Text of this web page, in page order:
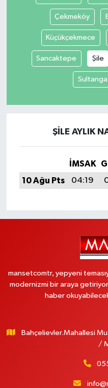
Çekmeköy
Küçükçekmece
Sancaktepe Şile
ŞILE AYLIK
İMSAK
10 Ağu Pts
04:19
mansetcomtr, yepyeni
modernizmi bir araya
haber
Bahçelievler.Mahallesi
/